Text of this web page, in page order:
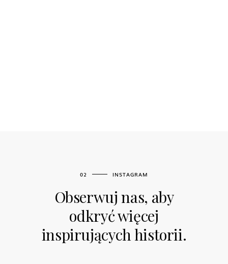
02 INSTAGRAM
Obserwuj nas, aby
odkryć więcej
inspirujących historii.